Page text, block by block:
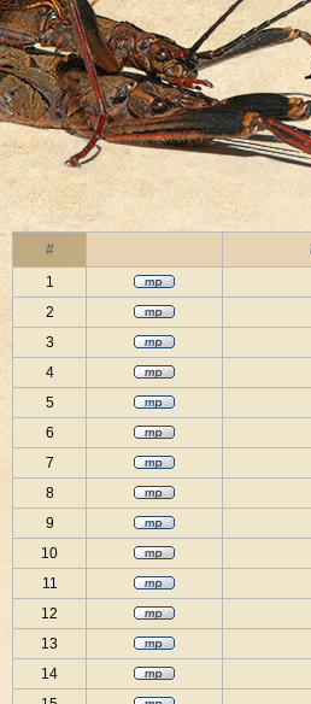
#
1
2
3
4
5
6
7
8
9
10
11
12
13
14